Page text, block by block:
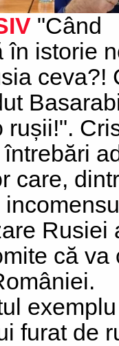
"Când
în istorie
ceva?!
rușii!".
care,
Rusiei
că va
furat de